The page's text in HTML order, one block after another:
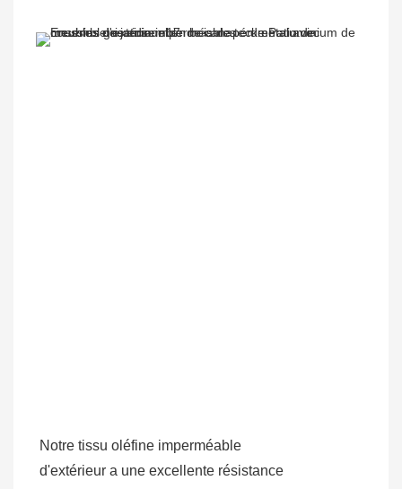
Notre tissu oléfine imperméable
d'extérieur a une excellente résistance